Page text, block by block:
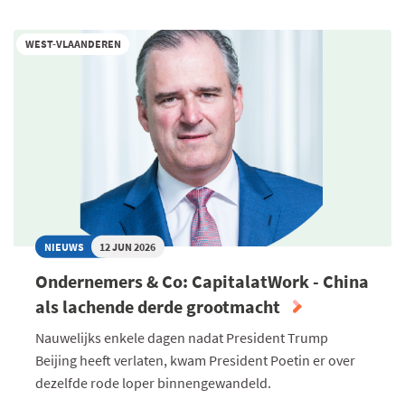
INVOERHEFFINGEN
ZIJN
EXPORTEURS?
WEST-VLAANDEREN
NIEUWS 12 JUN 2026
Ondernemers & Co: CapitalatWork - China
als lachende derde grootmacht
Nauwelijks enkele dagen nadat President Trump
Beijing heeft verlaten, kwam President Poetin er over
dezelfde rode loper binnengewandeld.